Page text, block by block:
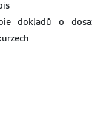
dokladů o